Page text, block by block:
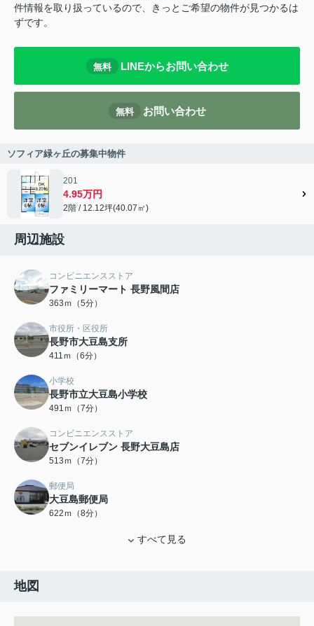
件情報を取り扱っているので、きっとご希望の物件が見つかるは
ずです。
無料 LINEからお問い合わせ
無料 お問い合わせ
ソフィア緑ヶ丘の募集中物件
201
4.95万円
2階 / 12.12坪(40.07㎡)
周辺施設
コンビニエンスストア
ファミリーマート 長野風間店
363ｍ（5分）
市役所・区役所
長野市大豆島支所
411ｍ（6分）
小学校
長野市立大豆島小学校
491ｍ（7分）
コンビニエンスストア
セブンイレブン 長野大豆島店
513ｍ（7分）
郵便局
大豆島郵便局
622ｍ（8分）
すべて見る
地図